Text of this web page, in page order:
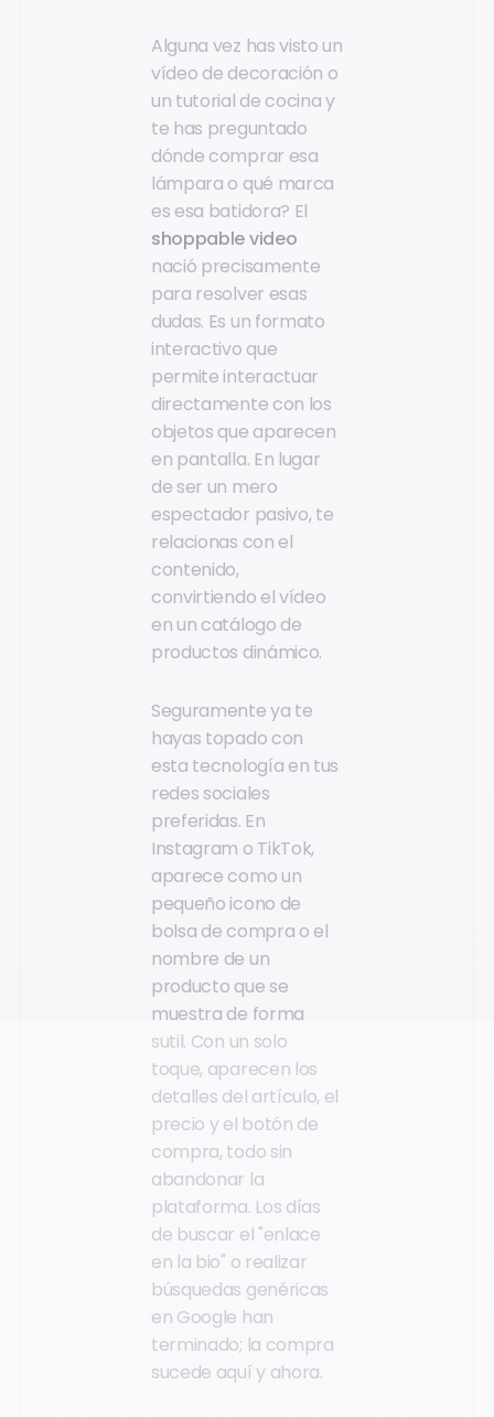
Alguna vez has visto un
vídeo de decoración o
un tutorial de cocina y
te has preguntado
dónde comprar esa
lámpara o qué marca
es esa batidora? El
shoppable video
nació precisamente
para resolver esas
dudas. Es un formato
interactivo que
permite interactuar
directamente con los
objetos que aparecen
en pantalla. En lugar
de ser un mero
espectador pasivo, te
relacionas con el
contenido,
convirtiendo el vídeo
en un catálogo de
productos dinámico.
Seguramente ya te
hayas topado con
esta tecnología en tus
redes sociales
preferidas. En
Instagram o TikTok,
aparece como un
pequeño icono de
bolsa de compra o el
nombre de un
producto que se
muestra de forma
sutil. Con un solo
toque, aparecen los
detalles del artículo, el
precio y el botón de
compra, todo sin
abandonar la
plataforma. Los días
de buscar el "enlace
en la bio" o realizar
búsquedas genéricas
en Google han
terminado; la compra
sucede aquí y ahora.